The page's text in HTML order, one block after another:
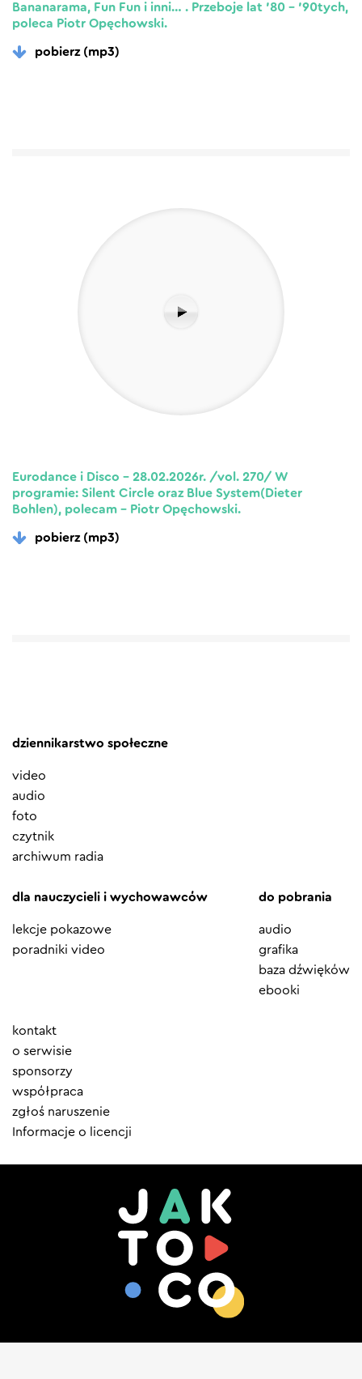
Bananarama, Fun Fun i inni… . Przeboje lat ’80 – ’90tych,
poleca Piotr Opęchowski.
pobierz (mp3)
Eurodance i Disco – 28.02.2026r. /vol. 270/ W
programie: Silent Circle oraz Blue System(Dieter
Bohlen), polecam – Piotr Opęchowski.
pobierz (mp3)
dziennikarstwo społeczne
video
audio
foto
czytnik
archiwum radia
dla nauczycieli i wychowawców
lekcje pokazowe
poradniki video
do pobrania
audio
grafika
baza dźwięków
ebooki
Element
menu
kontakt
o serwisie
sponsorzy
współpraca
zgłoś naruszenie
Informacje o licencji